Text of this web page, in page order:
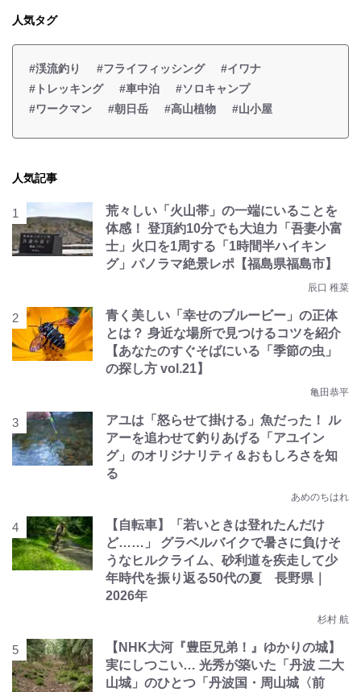
人気タグ
#渓流釣り #フライフィッシング
#イワナ
#トレッキング
#車中泊
#ソロキャンプ
#ワークマン
#朝日岳 #高山植物 #山小屋
人気記事
荒々しい「火山帯」の一端にいることを
体感！ 登頂約10分でも大迫力「吾妻小富
士」火口を1周する「1時間半ハイキン
グ」パノラマ絶景レポ【福島県福島市】
辰口 稚菜
青く美しい「幸せのブルービー」の正体
とは？ 身近な場所で見つけるコツを紹介
【あなたのすぐそばにいる「季節の虫」
の探し方 vol.21】
亀田恭平
アユは「怒らせて掛ける」魚だった！ ル
アーを追わせて釣りあげる「アユイン
グ」のオリジナリティ＆おもしろさを知
る
あめのちはれ
【自転車】「若いときは登れたんだけ
ど……」 グラベルバイクで暑さに負けそ
うなヒルクライム、砂利道を疾走して少
年時代を振り返る50代の夏 長野県｜
2026年
杉村 航
【NHK大河『豊臣兄弟！』ゆかりの城】
実にしつこい… 光秀が築いた「丹波 二大
山城」のひとつ「丹波国・周山城〈前